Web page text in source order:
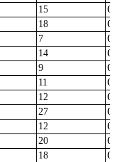
15
18
7
14
9
11
12
27
12
20
18